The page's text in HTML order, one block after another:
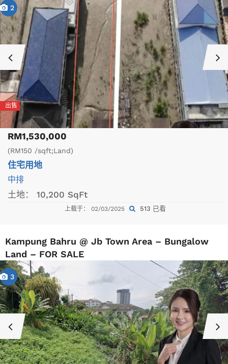
2
出售
RM1,530,000
(RM150 /sqft;Land)
住宅用地
中排
土地： 10,200 SqFt
上载于： 02/03/2025 513 已看
Kampung Bahru @ Jb Town Area – Bungalow
Land – FOR SALE
3